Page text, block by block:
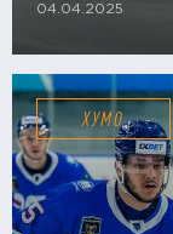
04.04.2025
ХУМО